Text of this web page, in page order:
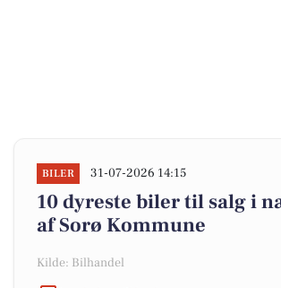
BILER 31-07-2026 14:15
10 dyreste biler til salg i
af Sorø Kommune
Kilde: Bilhandel